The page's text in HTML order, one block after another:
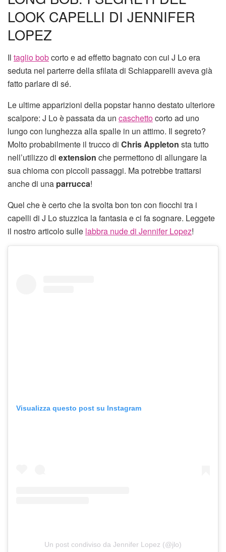
LOOK CAPELLI DI JENNIFER
LOPEZ
Il taglio bobcorto e ad effetto bagnato con cui J Lo era
seduta nel parterre della sfilata di Schiapparelli aveva già
fatto parlare di sé.
Le ultime apparizioni della popstar hanno destato ulteriore
scalpore: J Lo è passata da un caschettocorto ad uno
lungo con lunghezza alla spalle in un attimo. Il segreto?
Molto probabilmente il trucco di Chris Appleton sta tutto
nell’utilizzo di extension che permettono di allungare la
sua chioma con piccoli passaggi. Ma potrebbe trattarsi
anche di una parrucca!
Quel che è certo che la svolta bon ton con fiocchi tra i
capelli di J Lo stuzzica la fantasia e ci fa sognare. Leggete
il nostro articolo sulle labbra nude di Jennifer Lopez!
Visualizza questo post su Instagram
Un post condiviso da Jennifer Lopez (@jlo)